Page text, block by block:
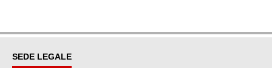
SEDE LEGALE